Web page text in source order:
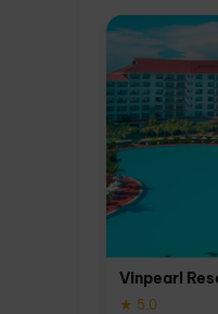
Vinpearl
★ 5.0